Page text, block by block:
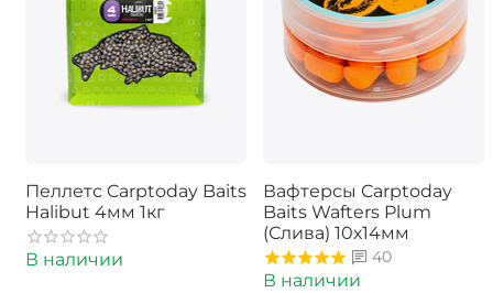
Пеллетс Carptoday Baits
Halibut 4мм 1кг
В наличии
Вафтерсы Carptoday
Baits Wafters Plum
(Слива) 10х14мм
40
В наличии